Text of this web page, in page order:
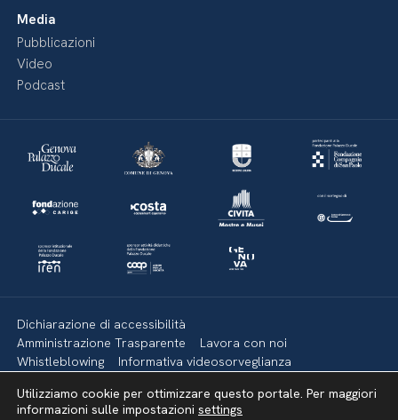
Media
Pubblicazioni
Video
Podcast
Dichiarazione di accessibilità
Amministrazione Trasparente
Lavora con noi
Whistleblowing
Informativa videosorveglianza
Mappa del sito
Utilizziamo cookie per ottimizzare questo portale. Per maggiori
informazioni sulle impostazioni settings